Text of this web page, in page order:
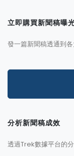
立即購買新聞稿曝
發一篇新聞稿透通到
分析新聞稿成效
透過Trek數據平台的